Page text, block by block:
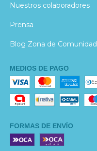
Nuestros colaboradores
Prensa
Blog Zona de Comunidad
MEDIOS DE PAGO
FORMAS DE ENVÍO